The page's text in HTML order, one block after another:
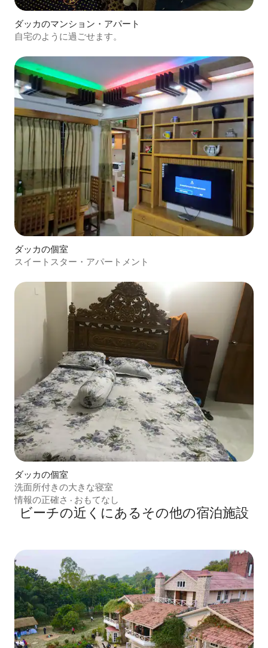
ダッカのマンション・アパート
自宅のように過ごせます。
ダッカの個室
スイートスター・アパートメント
ダッカの個室
洗面所付きの大きな寝室
情報の正確さ · おもてなし
ビーチの近くにあるその他の宿泊施設